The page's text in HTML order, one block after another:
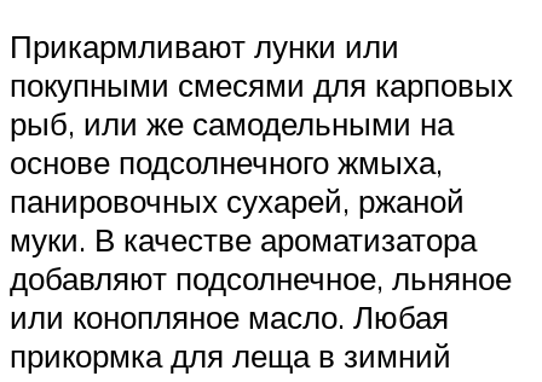
Прикармливают лунки или
покупными смесями для карповых
рыб, или же самодельными на
основе подсолнечного жмыха,
панировочных сухарей, ржаной
муки. В качестве ароматизатора
добавляют подсолнечное, льняное
или конопляное масло. Любая
прикормка для леща в зимний